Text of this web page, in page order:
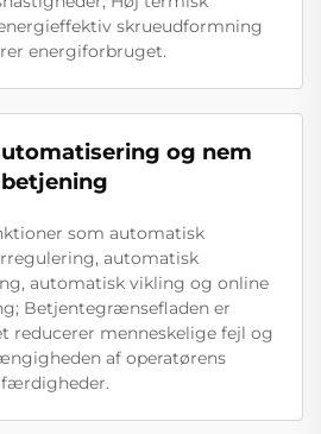
skrueudformning
energiforbruget.
og nem
betjening
som automatisk
automatisk
automatisk vikling og online
Betjentegrænsefladen er
reducerer menneskelige fejl og
af operatørens
færdigheder.